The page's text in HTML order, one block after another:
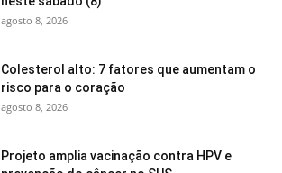
agosto 8, 2026
Colesterol alto: 7 fatores que aumentam o
risco para o coração
agosto 8, 2026
Projeto amplia vacinação contra HPV e